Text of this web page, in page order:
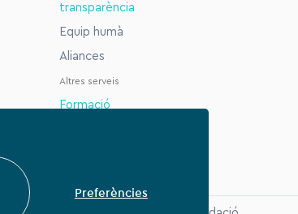
Preferències
transparència
Equip humà
Aliances
Altres serveis
Formació